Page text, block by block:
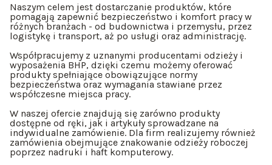
Naszym celem jest dostarczanie produktów, które
pomagają zapewnić bezpieczeństwo i komfort pracy w
różnych branżach - od budownictwa i przemysłu, przez
logistykę i transport, aż po usługi oraz administrację.
Współpracujemy z uznanymi producentami odzieży i
wyposażenia BHP, dzięki czemu możemy oferować
produkty spełniające obowiązujące normy
bezpieczeństwa oraz wymagania stawiane przez
współczesne miejsca pracy.
W naszej ofercie znajdują się zarówno produkty
dostępne od ręki, jak i artykuły sprowadzane na
indywidualne zamówienie. Dla firm realizujemy również
zamówienia obejmujące znakowanie odzieży roboczej
poprzez nadruki i haft komputerowy.